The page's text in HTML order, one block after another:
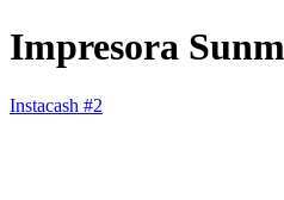
Impresora
Instacash #2